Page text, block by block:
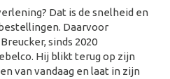
Dat is de snelheid en
Daarvoor
sinds 2020
Hij blikt terug op zijn
van vandaag en laat in zijn